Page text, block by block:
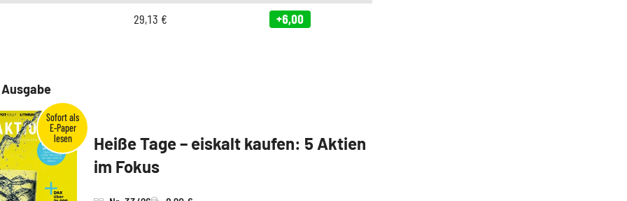
29,13 € +6,00
Heiße Tage – eiskalt kaufen: 5 Aktien
im Fokus